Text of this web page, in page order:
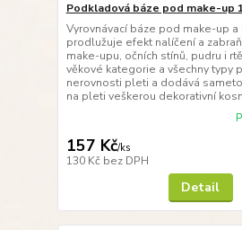
Podkladová báze pod make-up
Vyrovnávací báze pod make-up
prodlužuje efekt nalíčení a
make-upu, očních stínů, pudru i
věkové kategorie a všechny typy
nerovnosti pleti a dodává
na pleti veškerou dekorativní
157 Kč/ks
130 Kč bez DPH
Detail